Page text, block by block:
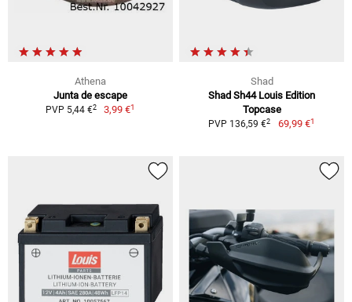
Athena
Junta de escape
PVP 5,44 €2 3,99 €1
Shad
Shad Sh44 Louis Edition
Topcase
PVP 136,59 €2 69,99 €1